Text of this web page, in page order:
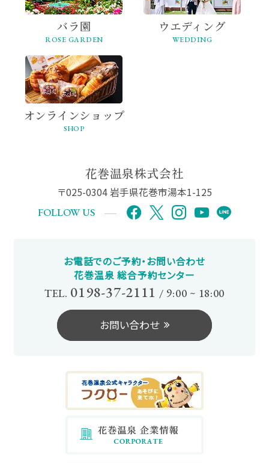
バラ園
ROSE GARDEN
ウエディング
WEDDING
オンラインショップ
SHOP
花巻温泉株式会社
〒025-0304 岩手県花巻市湯本1-125
FOLLOW US
お電話でのご予約・お問い合わせ
花巻温泉 総合予約センター
TEL. 0198-37-2111 / 9:00 ~ 18:00
お問い合わせ